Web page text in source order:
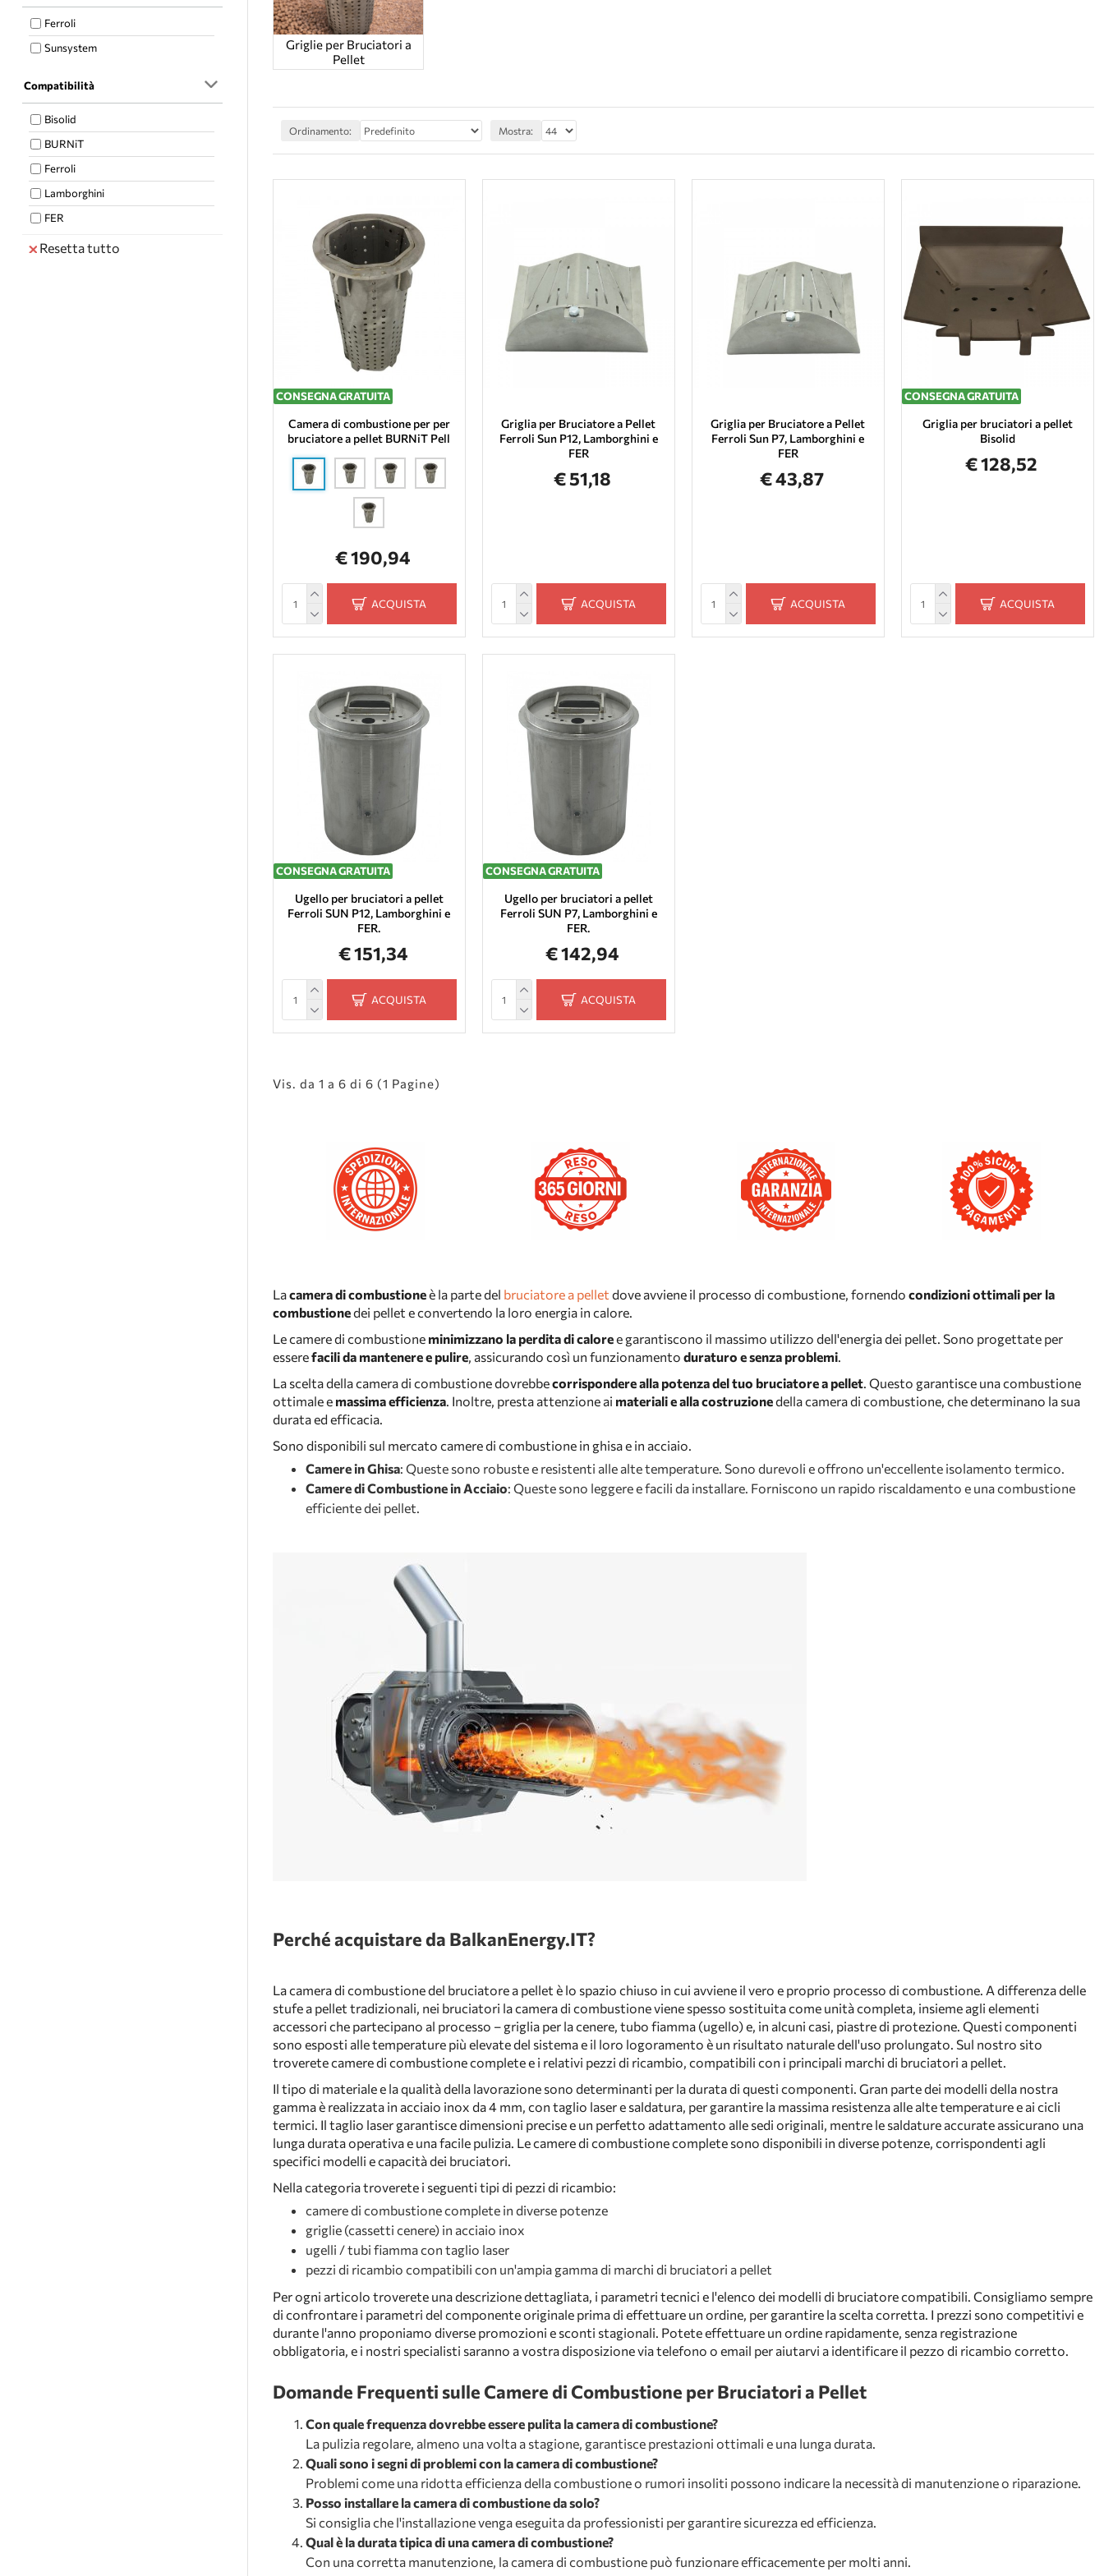
Ferroli
Sunsystem
Compatibilità
Bisolid
BURNiT
Ferroli
Lamborghini
FER
Resetta tutto
Griglie per Bruciatori a
Pellet
Ordinamento: Mostra:
CONSEGNA GRATUITA
Camera di combustione per per
bruciatore a pellet BURNiT Pell
€ 190,94
ACQUISTA
Griglia per Bruciatore a Pellet
Ferroli Sun P12, Lamborghini e
FER
€ 51,18
ACQUISTA
Griglia per Bruciatore a Pellet
Ferroli Sun P7, Lamborghini e
FER
€ 43,87
ACQUISTA
CONSEGNA GRATUITA
Griglia per bruciatori a pellet
Bisolid
€ 128,52
ACQUISTA
CONSEGNA GRATUITA
Ugello per bruciatori a pellet
Ferroli SUN P12, Lamborghini e
FER.
€ 151,34
ACQUISTA
CONSEGNA GRATUITA
Ugello per bruciatori a pellet
Ferroli SUN P7, Lamborghini e
FER.
€ 142,94
ACQUISTA
Vis. da 1 a 6 di 6 (1 Pagine)
Lacamera di combustioneè la parte del bruciatore a pellet dove avviene il processo di combustione, fornendo condizioni ottimali per la
combustionedei pellet e convertendo la loro energia in calore.
Le camere di combustione minimizzano la perdita di caloree garantiscono il massimo utilizzo dell'energia dei pellet. Sono progettate per
esserefacili da mantenere e pulire, assicurando così un funzionamento duraturo e senza problemi.
La scelta della camera di combustione dovrebbecorrispondere alla potenza del tuo bruciatore a pellet. Questo garantisce una combustione
ottimale e massima efficienza. Inoltre, presta attenzione ai materiali e alla costruzionedella camera di combustione, che determinano la sua
durata ed efficacia.
Sono disponibili sul mercato camere di combustione in ghisa e in acciaio.
Camere in Ghisa: Queste sono robuste e resistenti alle alte temperature. Sono durevoli e offrono un'eccellente isolamento termico.
Camere di Combustione in Acciaio: Queste sono leggere e facili da installare. Forniscono un rapido riscaldamento e una combustione
efficiente dei pellet.
Perché acquistare da BalkanEnergy.IT?
La camera di combustione del bruciatore a pellet è lo spazio chiuso in cui avviene il vero e proprio processo di combustione. A differenza delle
stufe a pellet tradizionali, nei bruciatori la camera di combustione viene spesso sostituita come unità completa, insieme agli elementi
accessori che partecipano al processo – griglia per la cenere, tubo fiamma (ugello) e, in alcuni casi, piastre di protezione. Questi componenti
sono esposti alle temperature più elevate del sistema e il loro logoramento è un risultato naturale dell'uso prolungato. Sul nostro sito
troverete camere di combustione complete e i relativi pezzi di ricambio, compatibili con i principali marchi di bruciatori a pellet.
Il tipo di materiale e la qualità della lavorazione sono determinanti per la durata di questi componenti. Gran parte dei modelli della nostra
gamma è realizzata in acciaio inox da 4 mm, con taglio laser e saldatura, per garantire la massima resistenza alle alte temperature e ai cicli
termici. Il taglio laser garantisce dimensioni precise e un perfetto adattamento alle sedi originali, mentre le saldature accurate assicurano una
lunga durata operativa e una facile pulizia. Le camere di combustione complete sono disponibili in diverse potenze, corrispondenti agli
specifici modelli e capacità dei bruciatori.
Nella categoria troverete i seguenti tipi di pezzi di ricambio:
camere di combustione complete in diverse potenze
griglie (cassetti cenere) in acciaio inox
ugelli / tubi fiamma con taglio laser
pezzi di ricambio compatibili con un'ampia gamma di marchi di bruciatori a pellet
Per ogni articolo troverete una descrizione dettagliata, i parametri tecnici e l'elenco dei modelli di bruciatore compatibili. Consigliamo sempre
di confrontare i parametri del componente originale prima di effettuare un ordine, per garantire la scelta corretta. I prezzi sono competitivi e
durante l'anno proponiamo diverse promozioni e sconti stagionali. Potete effettuare un ordine rapidamente, senza registrazione
obbligatoria, e i nostri specialisti saranno a vostra disposizione via telefono o email per aiutarvi a identificare il pezzo di ricambio corretto.
Domande Frequenti sulle Camere di Combustione per Bruciatori a Pellet
Con quale frequenza dovrebbe essere pulita la camera di combustione?
La pulizia regolare, almeno una volta a stagione, garantisce prestazioni ottimali e una lunga durata.
Quali sono i segni di problemi con la camera di combustione?
Problemi come una ridotta efficienza della combustione o rumori insoliti possono indicare la necessità di manutenzione o riparazione.
Posso installare la camera di combustione da solo?
Si consiglia che l'installazione venga eseguita da professionisti per garantire sicurezza ed efficienza.
Qual è la durata tipica di una camera di combustione?
Con una corretta manutenzione, la camera di combustione può funzionare efficacemente per molti anni.